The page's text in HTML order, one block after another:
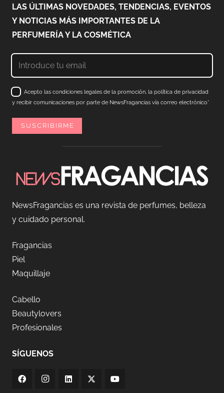
LAS ÚLTIMAS NOVEDADES, TENDENCIAS, EVENTOS
Y NOTICIAS MÁS IMPORTANTES DE LA
PERFUMERÍA Y LA COSMÉTICA
Acepto las condiciones legales de la promoción, la política de privacidad
y recibir comunicaciones por parte de NewsFragancias vía correo electrónico*
NewsFragancias es una revista de perfumes, belleza
y cuidado personal.
Fragancias
Piel
Maquillaje
Cabello
Beautylovers
Profesionales
SÍGUENOS